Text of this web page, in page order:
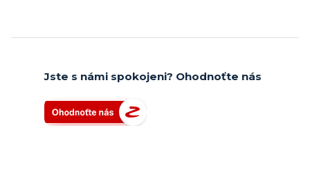
Jste s námi spokojeni? Ohodnoťte nás